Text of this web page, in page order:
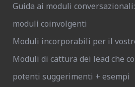
Guida ai moduli
moduli coinvolgenti
Moduli incorporabili per il
Moduli di cattura dei lead che
potenti suggerimenti + esempi